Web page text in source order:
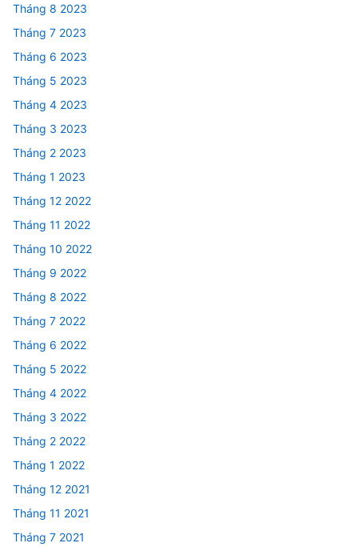
Tháng 8 2023
Tháng 7 2023
Tháng 6 2023
Tháng 5 2023
Tháng 4 2023
Tháng 3 2023
Tháng 2 2023
Tháng 1 2023
Tháng 12 2022
Tháng 11 2022
Tháng 10 2022
Tháng 9 2022
Tháng 8 2022
Tháng 7 2022
Tháng 6 2022
Tháng 5 2022
Tháng 4 2022
Tháng 3 2022
Tháng 2 2022
Tháng 1 2022
Tháng 12 2021
Tháng 11 2021
Tháng 7 2021